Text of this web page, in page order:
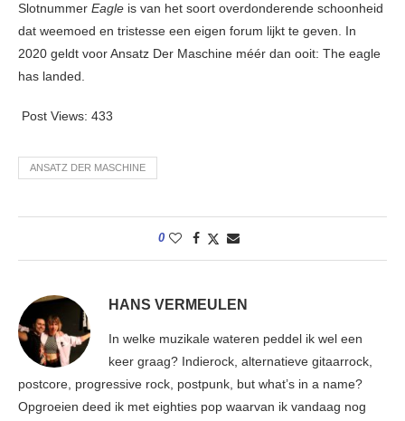
Slotnummer Eagle is van het soort overdonderende schoonheid
dat weemoed en tristesse een eigen forum lijkt te geven. In
2020 geldt voor Ansatz Der Maschine méér dan ooit: The eagle
has landed.
Post Views: 433
ANSATZ DER MASCHINE
0
HANS VERMEULEN
In welke muzikale wateren peddel ik wel een
keer graag? Indierock, alternatieve gitaarrock,
postcore, progressive rock, postpunk, but what’s in a name?
Opgroeien deed ik met eighties pop waarvan ik vandaag nog